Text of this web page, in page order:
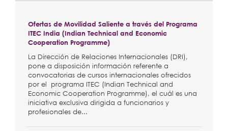
Ofertas de Movilidad Saliente a través del Programa
ITEC India (Indian Technical and Economic
Cooperation Programme)
La Dirección de Relaciones Internacionales (DRI),
pone a disposición información referente a
convocatorias de cursos internacionales ofrecidos
por el programa ITEC (Indian Technical and
Economic Cooperation Programme), el cuál es una
iniciativa exclusiva dirigida a funcionarios y
profesionales de...